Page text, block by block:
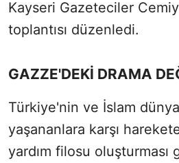
Kayseri Gazeteciler
toplantısı düzenledi.
GAZZE'DEKİ DRAMA
Türkiye'nin ve İslam
yaşananlara karşı
yardım filosu oluşturması